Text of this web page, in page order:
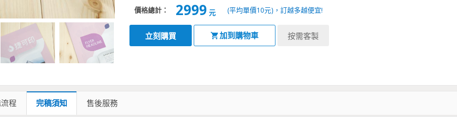
價格總計： 2999 元 (平均單價10元)，訂越多越便宜!
立刻購買 加到購物車 按需客製
程 完稿須知 售後服務